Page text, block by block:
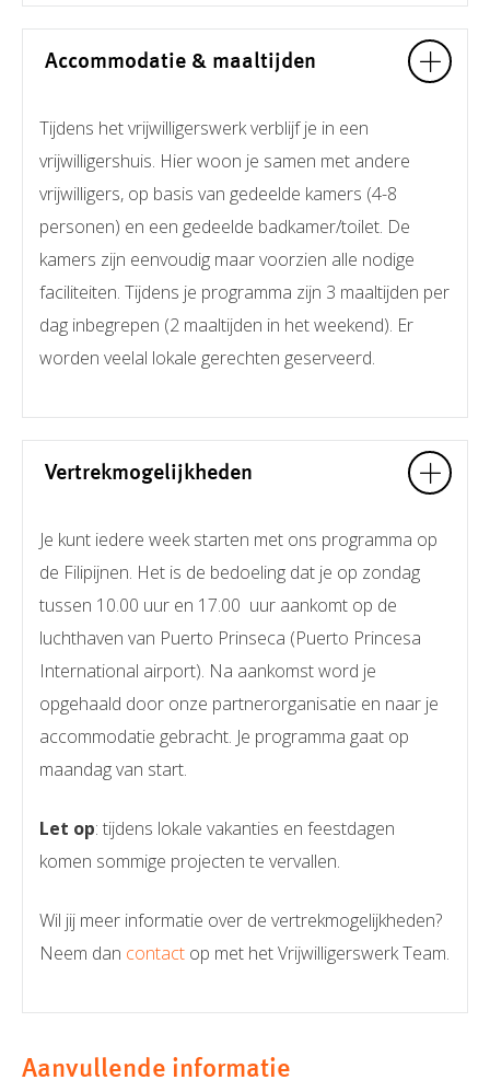
Accommodatie & maaltijden
Tijdens het vrijwilligerswerk verblijf je in een
vrijwilligershuis. Hier woon je samen met andere
vrijwilligers, op basis van gedeelde kamers (4-8
personen) en een gedeelde badkamer/toilet. De
kamers zijn eenvoudig maar voorzien alle nodige
faciliteiten. Tijdens je programma zijn 3 maaltijden per
dag inbegrepen (2 maaltijden in het weekend). Er
worden veelal lokale gerechten geserveerd.
Vertrekmogelijkheden
Je kunt iedere week starten met ons programma op
de Filipijnen. Het is de bedoeling dat je op zondag
tussen 10.00 uur en 17.00 uur aankomt op de
luchthaven van Puerto Prinseca (Puerto Princesa
International airport). Na aankomst word je
opgehaald door onze partnerorganisatie en naar je
accommodatie gebracht. Je programma gaat op
maandag van start.
Let op: tijdens lokale vakanties en feestdagen
komen sommige projecten te vervallen.
Wil jij meer informatie over de vertrekmogelijkheden?
Neem dan contact op met het Vrijwilligerswerk Team.
Aanvullende informatie